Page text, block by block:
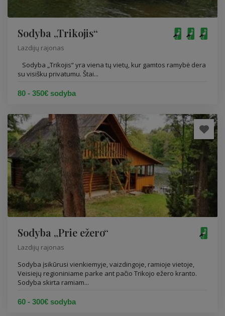
Sodyba „Trikojis“
Lazdijų rajonas
Sodyba „Trikojis“ yra viena tų vietų, kur gamtos ramybė dera
su visišku privatumu. Štai...
80 - 350€ sodyba
Sodyba „Prie ežero“
Lazdijų rajonas
Sodyba įsikūrusi vienkiemyje, vaizdingoje, ramioje vietoje,
Veisiejų regioniniame parke ant pačio Trikojo ežero kranto.
Sodyba skirta ramiam...
60 - 300€ sodyba